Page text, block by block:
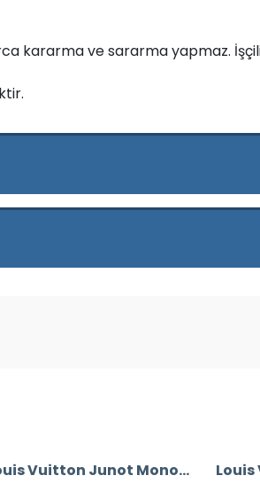
kararma ve sararma yapmaz.
A+ Louis Vuitton Junot Monogram Empreinte Leather (Mavi)